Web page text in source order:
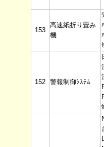
153
高速紙折り畳み
機
152 警報制御ｼｽﾃﾑ